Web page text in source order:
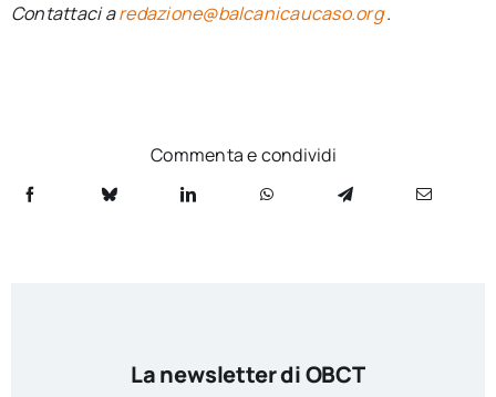
Contattaci aredazione@balcanicaucaso.org.
Commenta e condividi
La newsletter di OBCT